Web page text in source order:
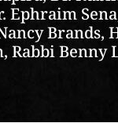
Rabbi